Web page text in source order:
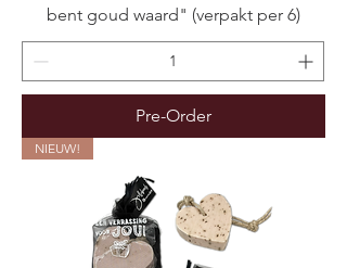
bent goud waard" (verpakt per 6)
Pre-Order
NIEUW!